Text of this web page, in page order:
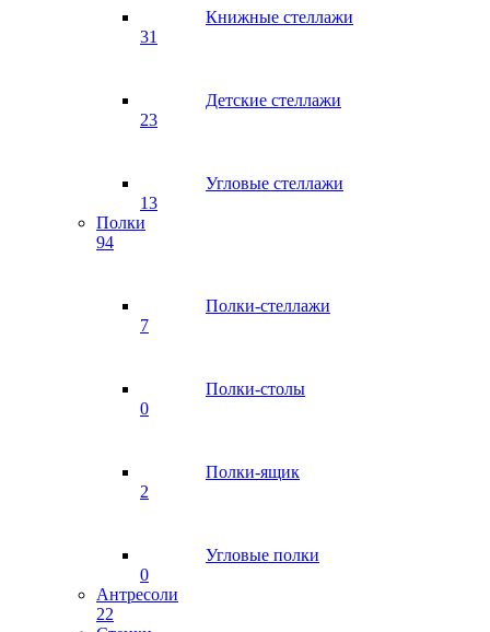
Книжные стеллажи
31
Детские стеллажи
23
Угловые стеллажи
13
Полки
94
Полки-стеллажи
7
Полки-столы
0
Полки-ящик
2
Угловые полки
0
Антресоли
22